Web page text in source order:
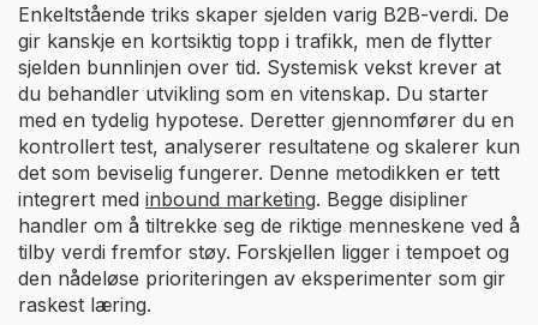
Enkeltstående triks skaper sjelden varig B2B-verdi. De
gir kanskje en kortsiktig topp i trafikk, men de flytter
sjelden bunnlinjen over tid. Systemisk vekst krever at
du behandler utvikling som en vitenskap. Du starter
med en tydelig hypotese. Deretter gjennomfører du en
kontrollert test, analyserer resultatene og skalerer kun
det som beviselig fungerer. Denne metodikken er tett
integrert med inbound marketing. Begge disipliner
handler om å tiltrekke seg de riktige menneskene ved å
tilby verdi fremfor støy. Forskjellen ligger i tempoet og
den nådeløse prioriteringen av eksperimenter som gir
raskest læring.